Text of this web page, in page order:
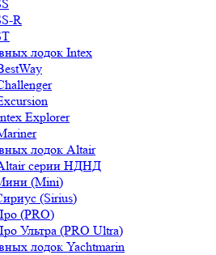
R
лодок Intex
Explorer
лодок Altair
серии НДНД
(Mini)
(Sirius)
(PRO)
Ультра (PRO Ultra)
лодок Yachtmarin